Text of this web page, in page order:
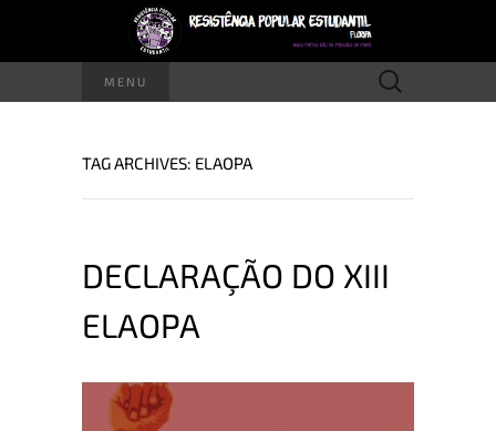
MENU
Pesquisar
por:
TAG ARCHIVES: ELAOPA
DECLARAÇÃO DO XIII
ELAOPA